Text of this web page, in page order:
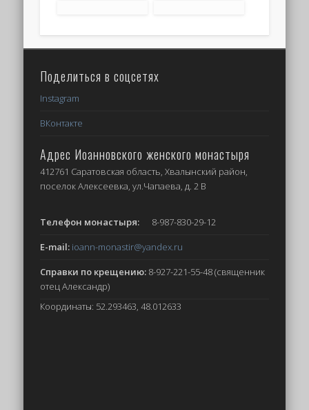
Поделиться в соцсетях
Instagram
ВКонтакте
Адрес Иоанновского женского монастыря
412761 Саратовская область, Хвалынский район,
поселок Алексеевка, ул.Чапаева, д. 2 В
Телефон монастыря:
8-987-830-29-12
E-mail: ioann-monastir@yandex.ru
Справки по крещению: 8-927-221-55-48 (священник
отец Александр)
Координаты: 52.293463, 48.012633